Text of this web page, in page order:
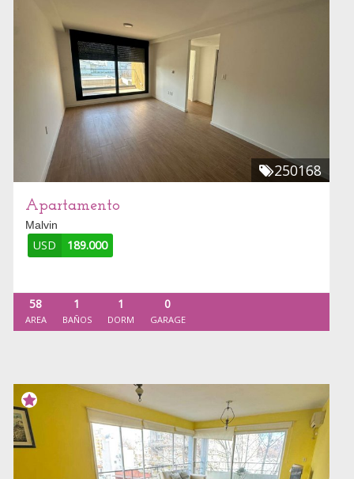
250168
Apartamento
Malvin
USD 189.000
58
AREA
1
BAÑOS
1
DORM
0
GARAGE